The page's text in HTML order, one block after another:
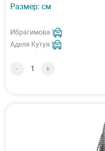
Размер: см
Ибрагимова
Аделя Кутуя
- +